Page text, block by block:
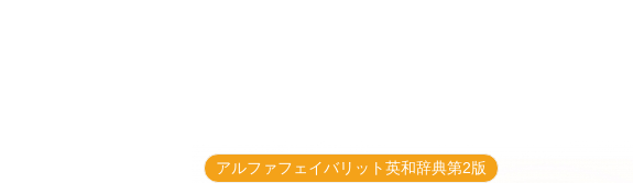
アルファフェイバリット英和辞典第2版